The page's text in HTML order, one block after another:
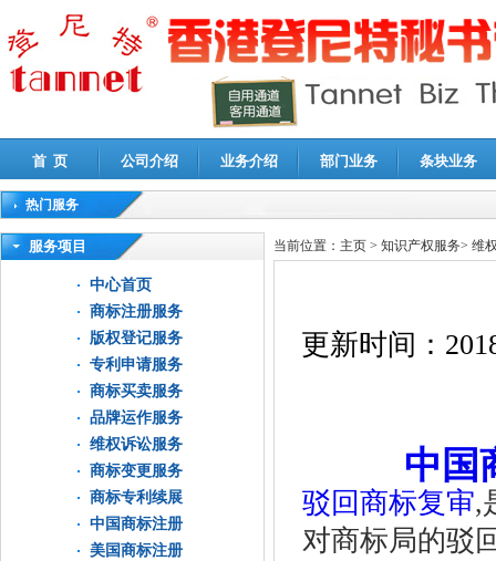
首 页 公司介绍 业务介绍 部门业务 条块业务
热门服务
高新技术企业认定审计|企业所得税汇算清缴申报鉴证
服务项目
中心首页
商标注册服务
版权登记服务
专利申请服务
商标买卖服务
品牌运作服务
维权诉讼服务
商标变更服务
商标专利续展
中国商标注册
美国商标注册
当前位置： 主页 > 知识产权服务> 维
更新时间：
中国
驳回商标复审,
对商标局的驳